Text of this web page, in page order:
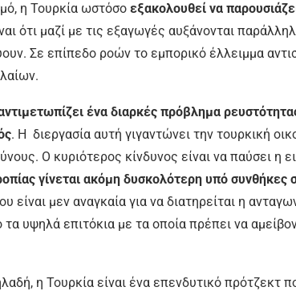
η Τουρκία ωστόσο εξακολουθεί να
ότι μαζί με τις εξαγωγές αυξάνονται
Σε επίπεδο ροών το εμπορικό έλλειμμα
ένα διαρκές πρόβλημα
. Η διεργασία αυτή γιγαντώνει την τουρκική
Ο κυριότερος κίνδυνος είναι να παύσει η
γίνεται ακόμη δυσκολότερη υπό συνθήκες
είναι μεν αναγκαία για να διατηρείται η
υψηλά επιτόκια με τα οποία πρέπει να
η Τουρκία είναι ένα επενδυτικό πρότζεκτ